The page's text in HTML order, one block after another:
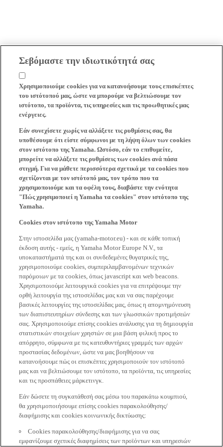
Σεβόμαστε την ιδιωτικότητά σας
Χρησιμοποιούμε cookies για να κατανοήσουμε τους επισκέπτες
του ιστότοπού μας, ώστε να μπορούμε να βελτιώσουμε τον
ιστότοπο, τα προϊόντα, τις υπηρεσίες και τις προωθητικές μας
ενέργειες.
Εάν συνεχίσετε χωρίς να αλλάξετε τις ρυθμίσεις σας, θα
υποθέσουμε ότι είστε σύμφωνοι με τη λήψη όλων των cookies
στον ιστότοπο της Yamaha. Ωστόσο, εάν το επιθυμείτε,
μπορείτε να αλλάξετε τις ρυθμίσεις των cookies ανά πάσα
στιγμή. Για να μάθετε περισσότερα σχετικά με τα cookies που
σχετίζονται με τον ιστότοπό μας, τον τρόπο που τα
χρησιμοποιούμε και τα οφέλη τους, διαβάστε την ενότητα
"Πώς χρησιμοποιεί η Yamaha τα cookies" στον ιστότοπο της
Yamaha.
Cookies στον ιστότοπο της Yamaha Motor
Στην ιστοσελίδα μας (yamaha-motor.eu) - και σε κάθε τοπική
έκδοση αυτής - εμείς, η Yamaha Motor Europe N.V., τα
υποκαταστήματά της και οι συνδεδεμένες θυγατρικές της,
χρησιμοποιούμε cookies, συμπεριλαμβανομένων τεχνικών
παρόμοιων με τα cookies, όπως javascript και web beacons.
Χρησιμοποιούμε λειτουργικά cookies για να επιτρέψουμε την
ορθή λειτουργία της ιστοσελίδας μας και να σας παρέχουμε
βασικές λειτουργίες της ιστοσελίδας μας, όπως η απομνημόνευση
των διαπιστευτηρίων σύνδεσης και των γλωσσικών προτιμήσεών
σας. Χρησιμοποιούμε επίσης cookies ανάλυσης για τη δημιουργία
στατιστικών στοιχείων χρηστών σε μια βάση φιλική προς το
απόρρητο, σύμφωνα με τις κατευθυντήριες γραμμές των αρχών
προστασίας δεδομένων, ώστε να μας βοηθήσουν να
κατανοήσουμε πώς οι επισκέπτες χρησιμοποιούν τον ιστότοπό
μας και να βελτιώσουμε τον ιστότοπο, τα προϊόντα, τις υπηρεσίες
και τις προσπάθειες μάρκετινγκ.
Εάν δώσετε τη συγκατάθεσή σας μέσω του παρακάτω κουμπιού,
θα χρησιμοποιήσουμε επίσης cookies παρακολούθησης/
διαφήμισης και cookies κοινωνικής δικτύωσης:
Cookies παρακολούθησης/διαφήμισης για να σας
εμφανίζουμε σχετικές διαφημίσεις των προϊόντων και υπηρεσιών